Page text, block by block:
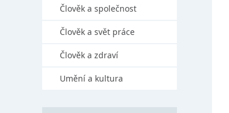
Člověk a společnost
Člověk a svět práce
Člověk a zdraví
Umění a kultura